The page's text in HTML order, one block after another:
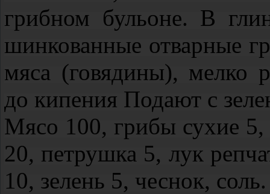
грибном бульоне. В
шинкованные отварные
мяса (говядины), мелко
до кипения Подают с
Мясо 100, грибы сухие 5,
20, петрушка 5, лук
10, зелень 5, чеснок,